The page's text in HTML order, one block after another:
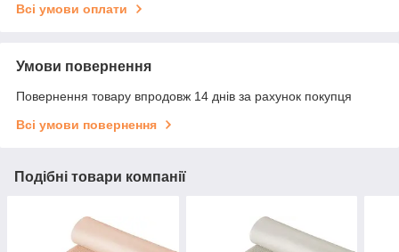
Всі умови оплати
Умови повернення
Повернення товару впродовж 14 днів за рахунок покупця
Всі умови повернення
Подібні товари компанії